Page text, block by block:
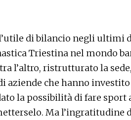
di bilancio negli ultimi
Triestina nel mondo
l’altro, ristrutturato la
aziende che hanno
la possibilità di fare sport
Ma l’ingratitudine